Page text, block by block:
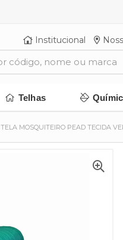
Institucional
Telhas
TELA MOSQUITEIRO PEAD TECIDA